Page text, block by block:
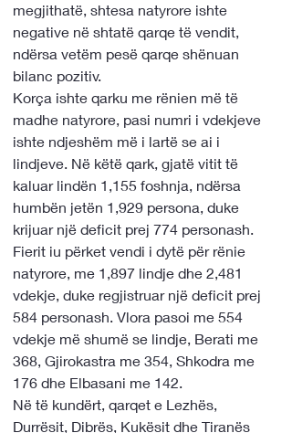
megjithatë, shtesa natyrore ishte
negative në shtatë qarqe të vendit,
ndërsa vetëm pesë qarqe shënuan
bilanc pozitiv.
Korça ishte qarku me rënien më të
madhe natyrore, pasi numri i vdekjeve
ishte ndjeshëm më i lartë se ai i
lindjeve. Në këtë qark, gjatë vitit të
kaluar lindën 1,155 foshnja, ndërsa
humbën jetën 1,929 persona, duke
krijuar një deficit prej 774 personash.
Fierit iu përket vendi i dytë për rënie
natyrore, me 1,897 lindje dhe 2,481
vdekje, duke regjistruar një deficit prej
584 personash. Vlora pasoi me 554
vdekje më shumë se lindje, Berati me
368, Gjirokastra me 354, Shkodra me
176 dhe Elbasani me 142.
Në të kundërt, qarqet e Lezhës,
Durrësit, Dibrës, Kukësit dhe Tiranës